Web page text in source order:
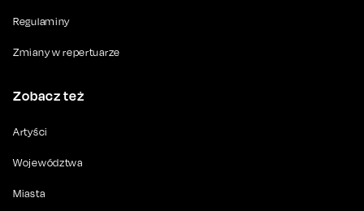
Regulaminy
Zmiany w repertuarze
Zobacz też
Artyści
Województwa
Miasta